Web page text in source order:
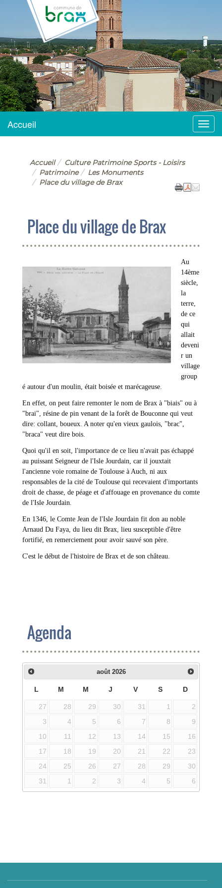
BRAX
Menu
Accueil
Accueil
Culture Patrimoine Sports - Loisirs
Patrimoine
Les Monuments
Place du village de Brax
Place du village de Brax
Au
14ème
siècle,
la
terre,
de ce
qui
allait
deveni
r un
village
group
é autour d'un moulin, était boisée et marécageuse.
En effet, on peut faire remonter le nom de Brax à "biais" ou à
"brai", résine de pin venant de la forêt de Bouconne qui veut
dire: collant, boueux. A noter qu'en vieux gaulois, "brac",
"braca" veut dire bois.
Quoi qu'il en soit, l'importance de ce lieu n'avait pas échappé
au puissant Seigneur de l'Isle Jourdain, car il jouxtait
l'ancienne voie romaine de Toulouse à Auch, ni aux
responsables de la cité de Toulouse qui recevaient d'importants
droit de chasse, de péage et d'affouage en provenance du comte
de l'Isle Jourdain.
En 1346, le Comte Jean de l'Isle Jourdain fit don au noble
Arnaud Du Faya, du lieu dit Brax, lieu susceptible d'être
fortifié, en remerciement pour avoir sauvé son père.
C'est le début de l'histoire de Brax et de son château.
Agenda
août 2026
L M M J V S D
27 28 29 30 31 1
2
3
4 5 6 7 8
9
10
11 12 13 14 15
16
17
18 19 20 21 22
23
24
25 26 27 28 29
30
31
1 2 3 4 5 6